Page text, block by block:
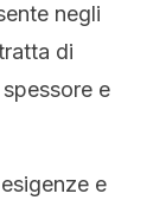
negli
di
e
e